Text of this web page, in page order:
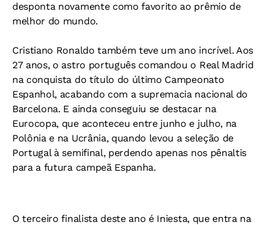
desponta novamente como favorito ao prêmio de
melhor do mundo.
Cristiano Ronaldo também teve um ano incrível. Aos
27 anos, o astro português comandou o Real Madrid
na conquista do título do último Campeonato
Espanhol, acabando com a supremacia nacional do
Barcelona. E ainda conseguiu se destacar na
Eurocopa, que aconteceu entre junho e julho, na
Polônia e na Ucrânia, quando levou a seleção de
Portugal à semifinal, perdendo apenas nos pênaltis
para a futura campeã Espanha.
O terceiro finalista deste ano é Iniesta, que entra na